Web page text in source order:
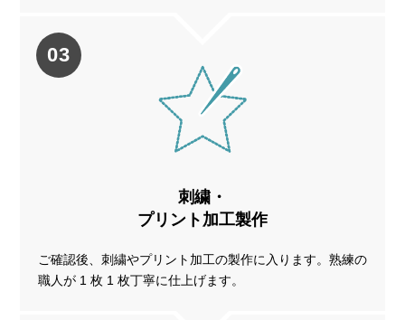
03
刺繍・
プリント加工製作
ご確認後、刺繍やプリント加工の製作に入ります。熟練の
職人が 1 枚 1 枚丁寧に仕上げます。